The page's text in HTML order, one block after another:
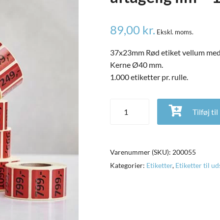
89,00 kr. Ekskl. moms.
37x23mm Rød etiket vellum
Kerne Ø40 mm.
1.000 etiketter pr. rulle.
Etiket 37x23 mm, Rød vellum
Tilføj til
Varenummer (SKU): 200055
Kategorier: Etiketter, Etiketter til